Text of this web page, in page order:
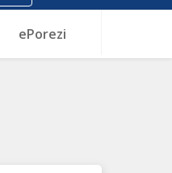
ePorezi